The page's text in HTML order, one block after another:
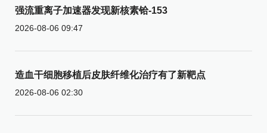
强流重离子加速器发现新核素铪-153
2026-08-06 09:47
造血干细胞移植后皮肤纤维化治疗有了新靶点
2026-08-06 02:30